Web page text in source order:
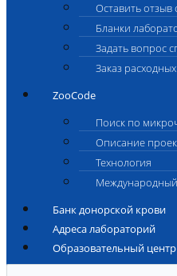
Оставить
Бланки
Задать вопрос
Заказ
ZooCode
Поиск по
Описание
Технология
Банк донорской крови
Адреса лабораторий
Образовательный центр